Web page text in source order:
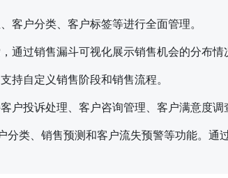
客户分类、客户标签等进行全面管理。
过销售漏斗可视化展示销售机会的分布情
持自定义销售阶段和销售流程。
投诉处理、客户咨询管理、客户满意度调
类、销售预测和客户流失预警等功能。